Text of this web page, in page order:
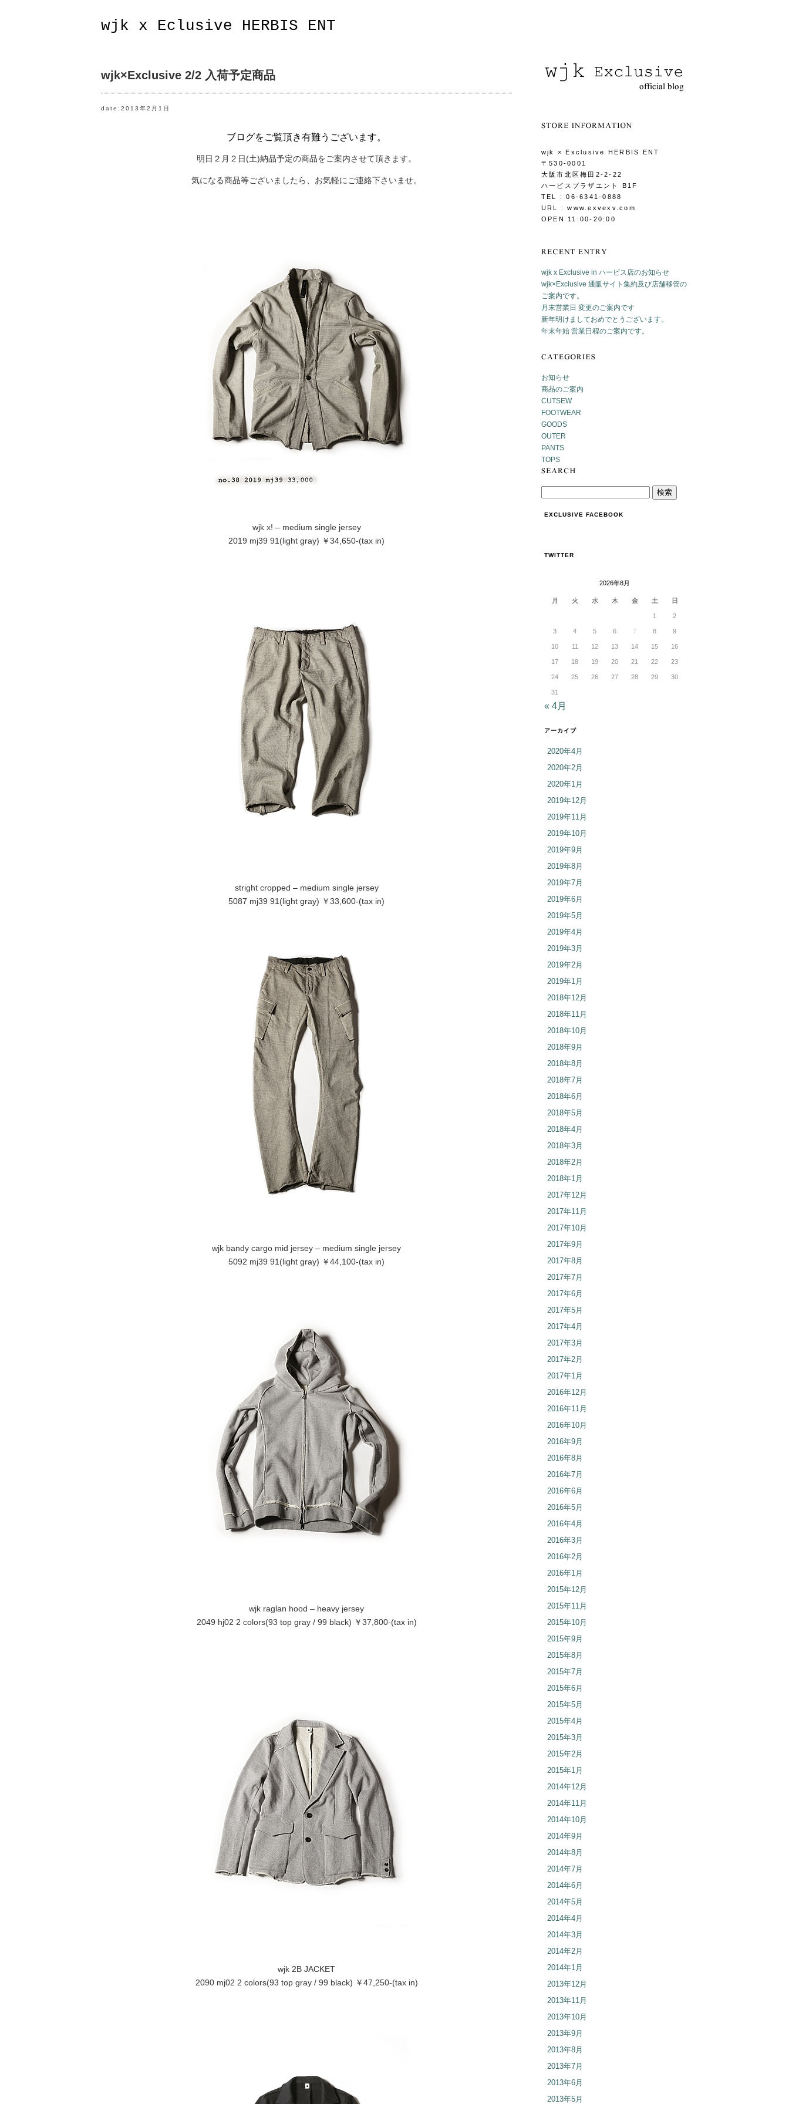
wjk x Eclusive HERBIS ENT
wjk×Exclusive 2/2 入荷予定商品
date:2013年2月1日
ブログをご覧頂き有難うございます。
明日２月２日(土)納品予定の商品をご案内させて頂きます。
気になる商品等ございましたら、お気軽にご連絡下さいませ。
wjk x! – medium single jersey
2019 mj39 91(light gray) ￥34,650-(tax in)
stright cropped – medium single jersey
5087 mj39 91(light gray) ￥33,600-(tax in)
wjk bandy cargo mid jersey – medium single jersey
5092 mj39 91(light gray) ￥44,100-(tax in)
wjk raglan hood – heavy jersey
2049 hj02 2 colors(93 top gray / 99 black) ￥37,800-(tax in)
wjk 2B JACKET
2090 mj02 2 colors(93 top gray / 99 black) ￥47,250-(tax in)
wjk × Exclusive HERBIS ENT
〒530-0001
大阪市北区梅田2-2-22
ハービスプラザエント B1F
TEL : 06-6341-0888
URL : www.exvexv.com
OPEN 11:00-20:00
wjk x Exclusive in ハービス店のお知らせ
wjk×Exclusive 通販サイト集約及び店舗移管の
ご案内です。
月末営業日 変更のご案内です
新年明けましておめでとうございます。
年末年始 営業日程のご案内です。
お知らせ
商品のご案内
CUTSEW
FOOTWEAR
GOODS
OUTER
PANTS
TOPS
EXCLUSIVE FACEBOOK
TWITTER
2026年8月
月 火 水 木 金 土 日
1 2
3 4 5 6 7 8 9
10 11 12 13 14 15 16
17 18 19 20 21 22 23
24 25 26 27 28 29 30
31
« 4月
アーカイブ
2020年4月
2020年2月
2020年1月
2019年12月
2019年11月
2019年10月
2019年9月
2019年8月
2019年7月
2019年6月
2019年5月
2019年4月
2019年3月
2019年2月
2019年1月
2018年12月
2018年11月
2018年10月
2018年9月
2018年8月
2018年7月
2018年6月
2018年5月
2018年4月
2018年3月
2018年2月
2018年1月
2017年12月
2017年11月
2017年10月
2017年9月
2017年8月
2017年7月
2017年6月
2017年5月
2017年4月
2017年3月
2017年2月
2017年1月
2016年12月
2016年11月
2016年10月
2016年9月
2016年8月
2016年7月
2016年6月
2016年5月
2016年4月
2016年3月
2016年2月
2016年1月
2015年12月
2015年11月
2015年10月
2015年9月
2015年8月
2015年7月
2015年6月
2015年5月
2015年4月
2015年3月
2015年2月
2015年1月
2014年12月
2014年11月
2014年10月
2014年9月
2014年8月
2014年7月
2014年6月
2014年5月
2014年4月
2014年3月
2014年2月
2014年1月
2013年12月
2013年11月
2013年10月
2013年9月
2013年8月
2013年7月
2013年6月
2013年5月